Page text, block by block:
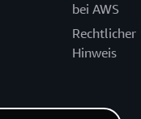
bei AWS
Rechtlicher
Hinweis